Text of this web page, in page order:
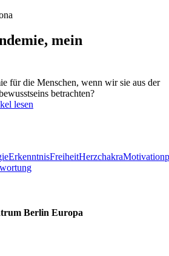
mein
für die Menschen, wenn wir sie aus der
betrachten?
lesen
ErkenntnisFreiheitHerzchakraMotivation
Berlin Europa